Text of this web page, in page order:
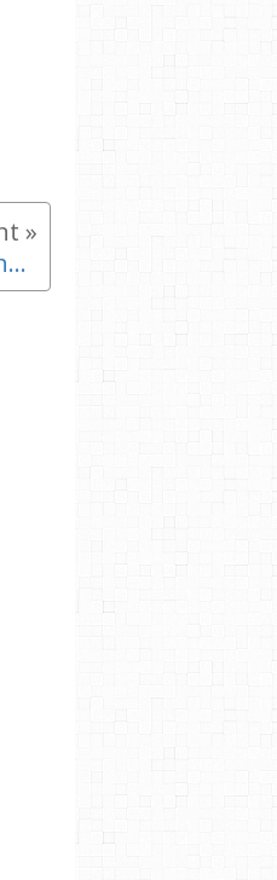
1/2 échangeur du Jas de Rhodes A55 - Réunion publique d'information